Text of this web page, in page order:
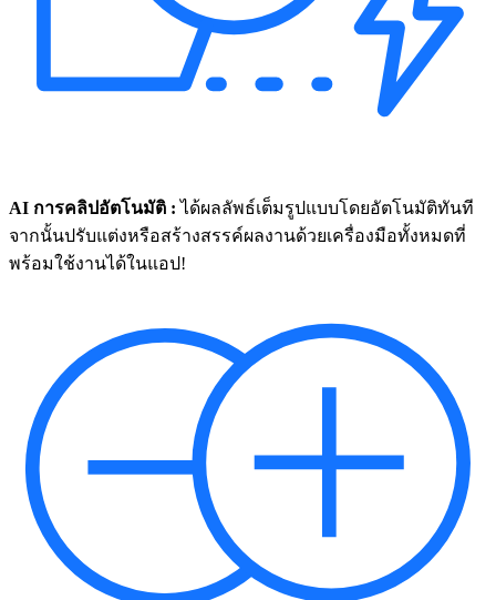
AI การคลิปอัตโนมัติ :ได้ผลลัพธ์เต็มรูปแบบโดยอัตโนมัติทันที
จากนั้นปรับแต่งหรือสร้างสรรค์ผลงานด้วยเครื่องมือทั้งหมดที่
พร้อมใช้งานได้ในแอป!